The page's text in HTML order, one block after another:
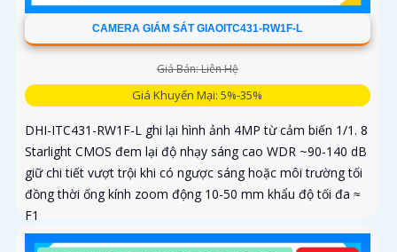
CAMERA GIÁM SÁT GIAOITC431-RW1F-L
Giá Bán: Liên Hệ
Giá Khuyến Mại: 5%-35%
DHI-ITC431-RW1F-L ghi lại hình ảnh 4MP từ cảm biến 1/1. 8
Starlight CMOS đem lại độ nhạy sáng cao WDR ~90-140 dB
giữ chi tiết vượt trội khi có ngược sáng hoặc môi trường tối
đồng thời ống kính zoom động 10-50 mm khẩu độ tối đa ≈
F1